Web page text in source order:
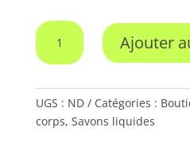
quantité
de
Savon
"Plaisir
d'hiver"
Ajouter
UGS : ND Catégories :
corps, Savons liquides